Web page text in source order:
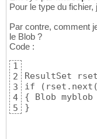
69
71
72
74
75
76
77
78
79
snd=audio/
mid=audio/
midi=audio/
kar=audio/
mp3=audio/
aif=audio/
Pour le type du
Par contre, comment
le Blob ?
Code :
1
2
3
4
5
ResultSet
if
{ Blob
}